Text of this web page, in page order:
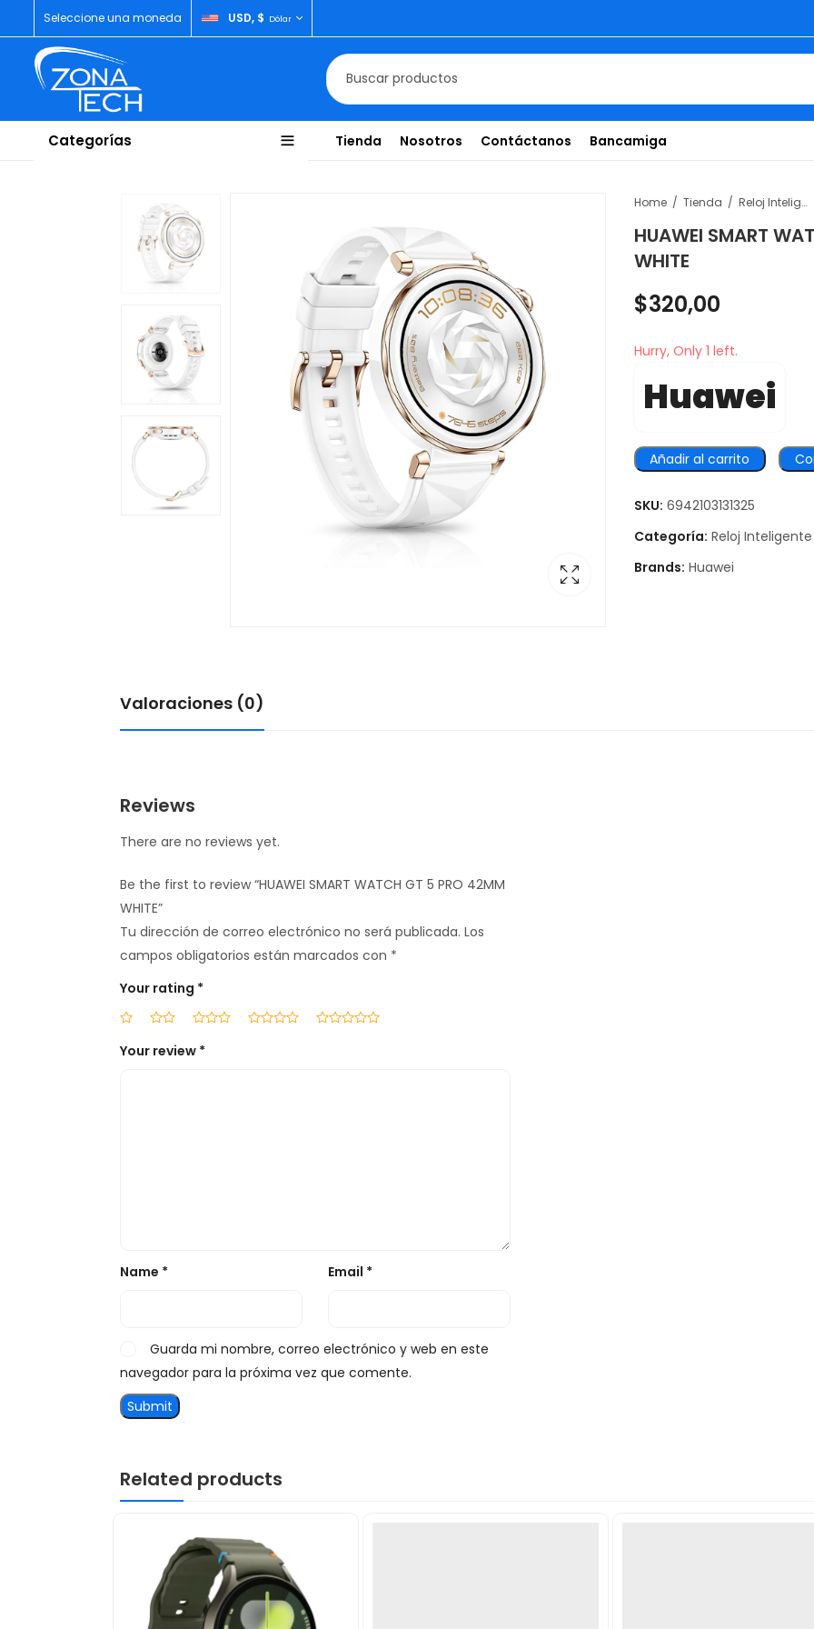
Seleccione una moneda USD, $ Dólar
Categorías Tienda Nosotros Contáctanos Bancamiga
Home Tienda Reloj Inteligente
HUAWEI SMART
WHITE
$320,00
Hurry, Only 1 left.
Huawei
Añadir al carrito
SKU: 6942103131325
Categoría: Reloj Inteligente
Brands: Huawei
Valoraciones (0)
Reviews
There are no reviews yet.
Be the first to review “HUAWEI SMART WATCH GT 5 PRO 42MM
WHITE”
Tu dirección de correo electrónico no será publicada. Los
campos obligatorios están marcados con *
Your rating *
Your review *
Name * Email *
Guarda mi nombre, correo electrónico y web en este
navegador para la próxima vez que comente.
Related products